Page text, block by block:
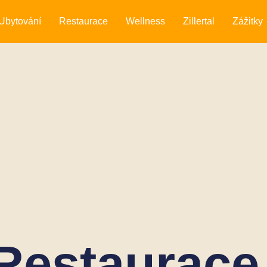
Restaurace Wellness Zillertal Zážitky